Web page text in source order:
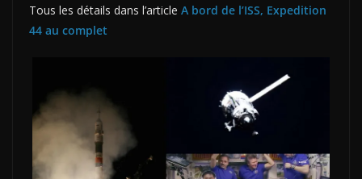
Tous les détails dans l’article A bord de l’ISS, Expedition
44 au complet